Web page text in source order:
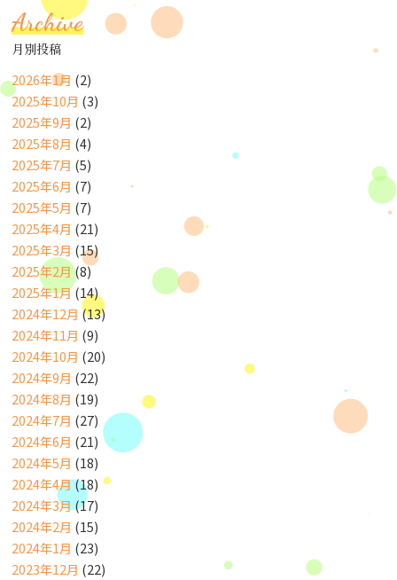
Archive
月別投稿
2026年1月 (2)
2025年10月 (3)
2025年9月 (2)
2025年8月 (4)
2025年7月 (5)
2025年6月 (7)
2025年5月 (7)
2025年4月 (21)
2025年3月 (15)
2025年2月(8)
2025年1月(14)
2024年12月 (13)
2024年11月 (9)
2024年10月 (20)
2024年9月 (22)
2024年8月 (19)
2024年7月 (27)
2024年6月 (21)
2024年5月 (18)
2024年4月(18)
2024年3月 (17)
2024年2月 (15)
2024年1月 (23)
2023年12月 (22)